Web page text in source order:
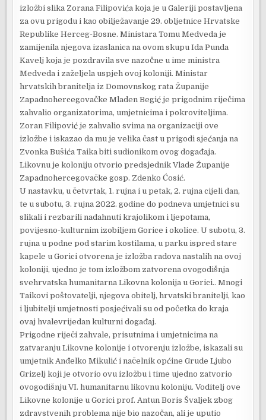
izložbi slika Zorana Filipovića koja je u Galeriji postavljena
za ovu prigodu i kao obilježavanje 29. obljetnice Hrvatske
Republike Herceg-Bosne. Ministara Tomu Medveda je
zamijenila njegova izaslanica na ovom skupu Ida Punda
Kavelj koja je pozdravila sve nazočne u ime ministra
Medveda i zaželjela uspjeh ovoj koloniji. Ministar
hrvatskih branitelja iz Domovnskog rata Županije
Zapadnohercegovačke Mladen Begić je prigodnim riječima
zahvalio organizatorima, umjetnicima i pokroviteljima.
Zoran Filipović je zahvalio svima na organizaciji ove
izložbe i iskazao da mu je velika čast u prigodi sjećanja na
Zvonka Bušića Taika biti sudionikom ovog događaja.
Likovnu je koloniju otvorio predsjednik Vlade Županije
Zapadnohercegovačke gosp. Zdenko Ćosić.
U nastavku, u četvrtak, 1. rujna i u petak, 2. rujna cijeli dan,
te u subotu, 3. rujna 2022. godine do podneva umjetnici su
slikali i rezbarili nadahnuti krajolikom i ljepotama,
povijesno-kulturnim izobiljem Gorice i okolice. U subotu, 3.
rujna u podne pod starim kostilama, u parku ispred stare
kapele u Gorici otvorena je izložba radova nastalih na ovoj
koloniji, ujedno je tom izložbom zatvorena ovogodišnja
svehrvatska humanitarna Likovna kolonija u Gorici.. Mnogi
Taikovi poštovatelji, njegova obitelj, hrvatski branitelji, kao
i ljubitelji umjetnosti posjećivali su od početka do kraja
ovaj hvalevrijedan kulturni događaj.
Prigodne riječi zahvale, prisutnima i umjetnicima na
zatvaranju Likovne kolonije i otvorenju izložbe, iskazali su
umjetnik Anđelko Mikulić i načelnik općine Grude Ljubo
Grizelj koji je otvorio ovu izložbu i time ujedno zatvorio
ovogodišnju VI. humanitarnu likovnu koloniju. Voditelj ove
Likovne kolonije u Gorici prof. Antun Boris Švaljek zbog
zdravstvenih problema nije bio nazočan, ali je uputio